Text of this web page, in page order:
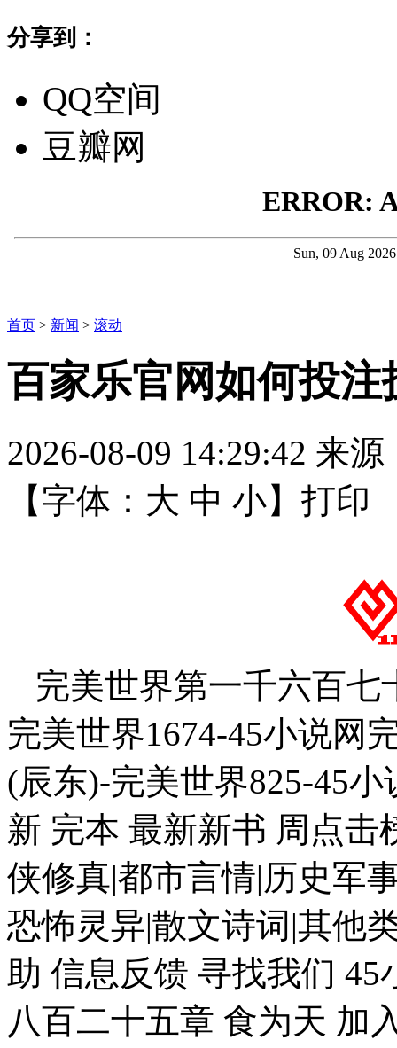
分享到：
QQ空间
豆瓣网
首页 > 新闻 > 滚动
百家乐官网如何投
2026-08-09 14:29:42 来源
【字体： 大 中 小】 打印
完美世界第一千六百
完美世界1674-45小说网
(辰东)-完美世界825-45
新 完本 最新新书 周点击
侠修真|都市言情|历史军
恐怖灵异|散文诗词|其他
助 信息反馈 寻找我们
八百二十五章 食为天 加